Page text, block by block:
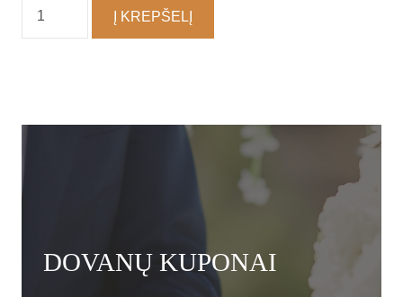
kiekis:
Auskarai
Į KREPŠELĮ
DOVANŲ KUPONAI